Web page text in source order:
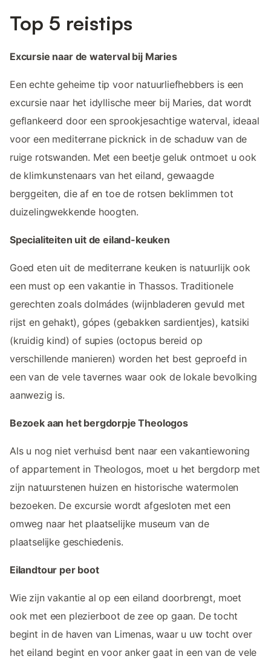
Top 5 reistips
Excursie naar de waterval bij Maries
Een echte geheime tip voor natuurliefhebbers is een
excursie naar het idyllische meer bij Maries, dat wordt
geflankeerd door een sprookjesachtige waterval, ideaal
voor een mediterrane picknick in de schaduw van de
ruige rotswanden. Met een beetje geluk ontmoet u ook
de klimkunstenaars van het eiland, gewaagde
berggeiten, die af en toe de rotsen beklimmen tot
duizelingwekkende hoogten.
Specialiteiten uit de eiland-keuken
Goed eten uit de mediterrane keuken is natuurlijk ook
een must op een vakantie in Thassos. Traditionele
gerechten zoals dolmádes (wijnbladeren gevuld met
rijst en gehakt), gópes (gebakken sardientjes), katsiki
(kruidig kind) of supies (octopus bereid op
verschillende manieren) worden het best geproefd in
een van de vele tavernes waar ook de lokale bevolking
aanwezig is.
Bezoek aan het bergdorpje Theologos
Als u nog niet verhuisd bent naar een vakantiewoning
of appartement in Theologos, moet u het bergdorp met
zijn natuurstenen huizen en historische watermolen
bezoeken. De excursie wordt afgesloten met een
omweg naar het plaatselijke museum van de
plaatselijke geschiedenis.
Eilandtour per boot
Wie zijn vakantie al op een eiland doorbrengt, moet
ook met een plezierboot de zee op gaan. De tocht
begint in de haven van Limenas, waar u uw tocht over
het eiland begint en voor anker gaat in een van de vele